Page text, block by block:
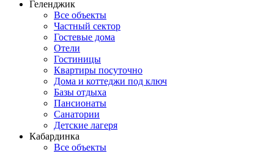
Геленджик
Все объекты
Частный сектор
Гостевые дома
Отели
Гостиницы
Квартиры посуточно
Дома и коттеджи под ключ
Базы отдыха
Пансионаты
Санатории
Детские лагеря
Кабардинка
Все объекты